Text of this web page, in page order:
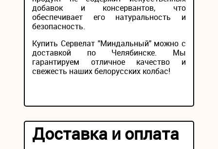
добавок и консервантов, что
обеспечивает его натуральность и
безопасность.
Купить Сервелат "Миндальный" можно с
доставкой по Челябинске. Мы
гарантируем отличное качество и
свежесть наших белорусских колбас!
Доставка и оплата